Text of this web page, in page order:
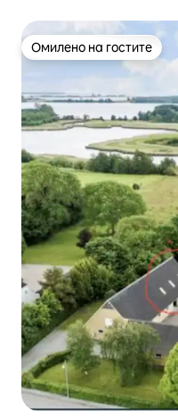
Омилено на гостите
Омилено на гостите